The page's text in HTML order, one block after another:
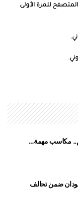
للمرة الأولى
مكاسب مهمة…
ضمن تحالف